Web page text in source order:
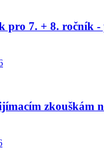
pro 7. + 8. ročník -
zkouškám